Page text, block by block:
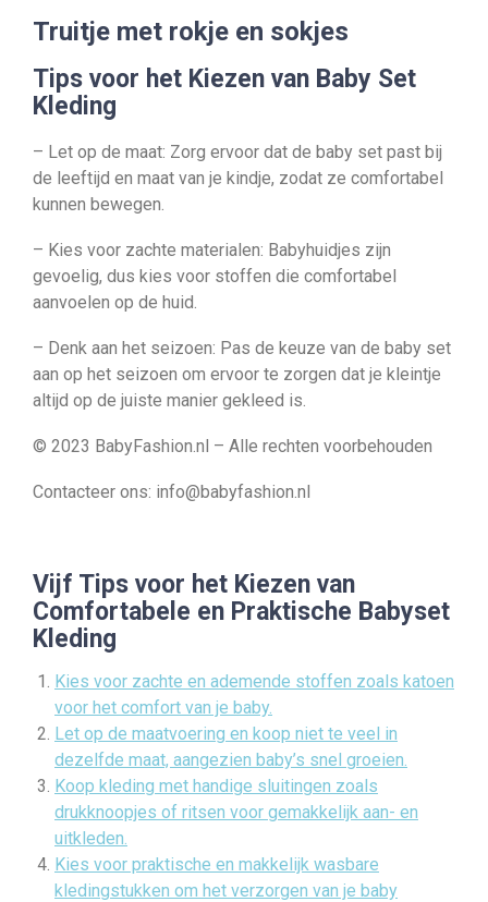
Truitje met rokje en sokjes
Tips voor het Kiezen van Baby Set
Kleding
– Let op de maat: Zorg ervoor dat de baby set past bij
de leeftijd en maat van je kindje, zodat ze comfortabel
kunnen bewegen.
– Kies voor zachte materialen: Babyhuidjes zijn
gevoelig, dus kies voor stoffen die comfortabel
aanvoelen op de huid.
– Denk aan het seizoen: Pas de keuze van de baby set
aan op het seizoen om ervoor te zorgen dat je kleintje
altijd op de juiste manier gekleed is.
© 2023 BabyFashion.nl – Alle rechten voorbehouden
Contacteer ons: info@babyfashion.nl
Vijf Tips voor het Kiezen van
Comfortabele en Praktische Babyset
Kleding
Kies voor zachte en ademende stoffen zoals katoen
voor het comfort van je baby.
Let op de maatvoering en koop niet te veel in
dezelfde maat, aangezien baby’s snel groeien.
Koop kleding met handige sluitingen zoals
drukknoopjes of ritsen voor gemakkelijk aan- en
uitkleden.
Kies voor praktische en makkelijk wasbare
kledingstukken om het verzorgen van je baby